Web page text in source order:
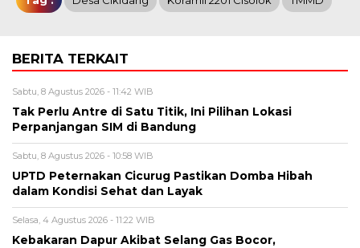
BERITA TERKAIT
Sabtu, 8 Agustus 2026 - 11:42 WIB
Tak Perlu Antre di Satu Titik, Ini Pilihan Lokasi
Perpanjangan SIM di Bandung
Sabtu, 8 Agustus 2026 - 10:58 WIB
UPTD Peternakan Cicurug Pastikan Domba Hibah
dalam Kondisi Sehat dan Layak
Selasa, 4 Agustus 2026 - 11:22 WIB
Kebakaran Dapur Akibat Selang Gas Bocor,